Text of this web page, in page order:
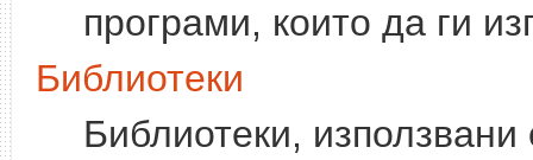
програми, които да ги
Библиотеки
Библиотеки,